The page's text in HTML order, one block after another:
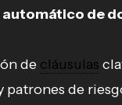
automático de
de cláusulas
patrones de